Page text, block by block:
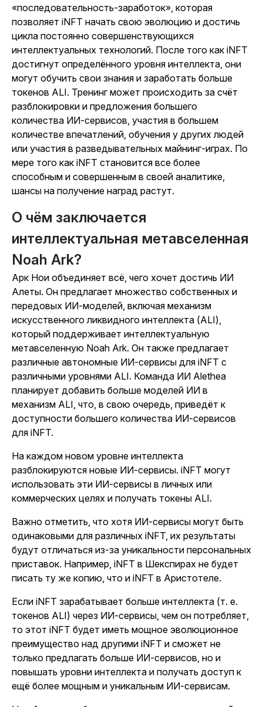
«последовательность-заработок», которая
позволяет iNFT начать свою эволюцию и достичь
цикла постоянно совершенствующихся
интеллектуальных технологий. После того как iNFT
достигнут определённого уровня интеллекта, они
могут обучить свои знания и заработать больше
токенов ALI. Тренинг может происходить за счёт
разблокировки и предложения большего
количества ИИ-сервисов, участия в большем
количестве впечатлений, обучения у других людей
или участия в разведывательных майнинг-играх. По
мере того как iNFT становится все более
способным и совершенным в своей аналитике,
шансы на получение наград растут.
О чём заключается
интеллектуальная метавселенная
Noah Ark?
Арк Нои объединяет всё, чего хочет достичь ИИ
Алеты. Он предлагает множество собственных и
передовых ИИ-моделей, включая механизм
искусственного ликвидного интеллекта (ALI),
который поддерживает интеллектуальную
метавселенную Noah Ark. Он также предлагает
различные автономные ИИ-сервисы для iNFT с
различными уровнями ALI. Команда ИИ Alethea
планирует добавить больше моделей ИИ в
механизм ALI, что, в свою очередь, приведёт к
доступности большего количества ИИ-сервисов
для iNFT.
На каждом новом уровне интеллекта
разблокируются новые ИИ-сервисы. iNFT могут
использовать эти ИИ-сервисы в личных или
коммерческих целях и получать токены ALI.
Важно отметить, что хотя ИИ-сервисы могут быть
одинаковыми для различных iNFT, их результаты
будут отличаться из-за уникальности персональных
приставок. Например, iNFT в Шекспирах не будет
писать ту же копию, что и iNFT в Аристотеле.
Если iNFT зарабатывает больше интеллекта (т. е.
токенов ALI) через ИИ-сервисы, чем он потребляет,
то этот iNFT будет иметь мощное эволюционное
преимущество над другими iNFT и сможет не
только предлагать больше ИИ-сервисов, но и
повышать уровни интеллекта и получать доступ к
ещё более мощным и уникальным ИИ-сервисам.